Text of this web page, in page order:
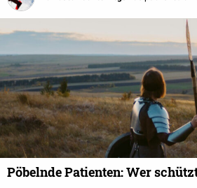
Pöbelnde Patienten: Wer